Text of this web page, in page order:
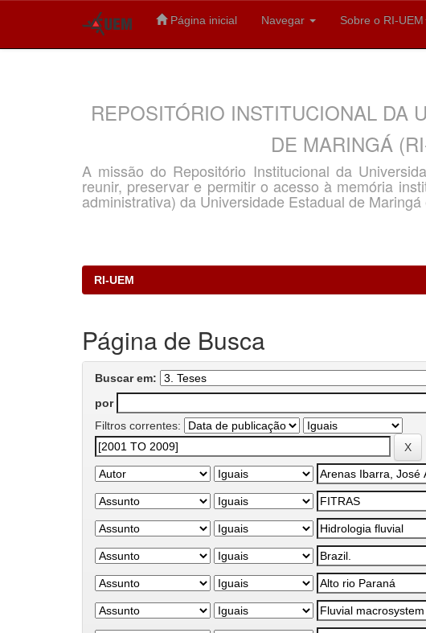
Página inicial Navegar Sobre o RI-UEM
REPOSITÓRIO INSTITUCIONAL DA
DE MARINGÁ
A missão do Repositório Institucional da
reunir, preservar e permitir o acesso à memória
administrativa) da Universidade Estadual de
RI-UEM
Página de Busca
Buscar em:
por
Filtros correntes: